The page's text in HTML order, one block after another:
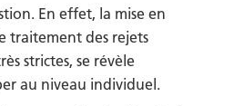
En effet, la mise en
traitement des rejets
strictes, se révèle
au niveau individuel.